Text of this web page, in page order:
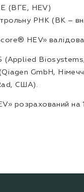
Е (ВГE, HEV)
РНК (ВК –
HЕV»
(Applied
GmbH,
США).
розрахований на